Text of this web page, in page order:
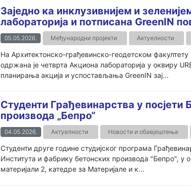
Заједно ка инклузивнијем и
лабораторија и потписана GreenIN
05.05.2026. Међународни пројекти Актуелности
На Архитектонско-грађевинско-геодетском
одржана је четврта Акциона лабораторија у оквиру
планирања акција и успостављања GreenIN зај...
Студенти Грађевинарства у
производа „Бепро“
04.05.2026. Актуелности Новости и обавјештења
Студенти друге године студијског програма
Института и фабрику бетонских производа "Бепро", у
материјали 2, катедре за Материјале и к...